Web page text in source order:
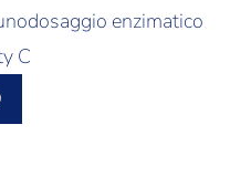
enzimatico
C